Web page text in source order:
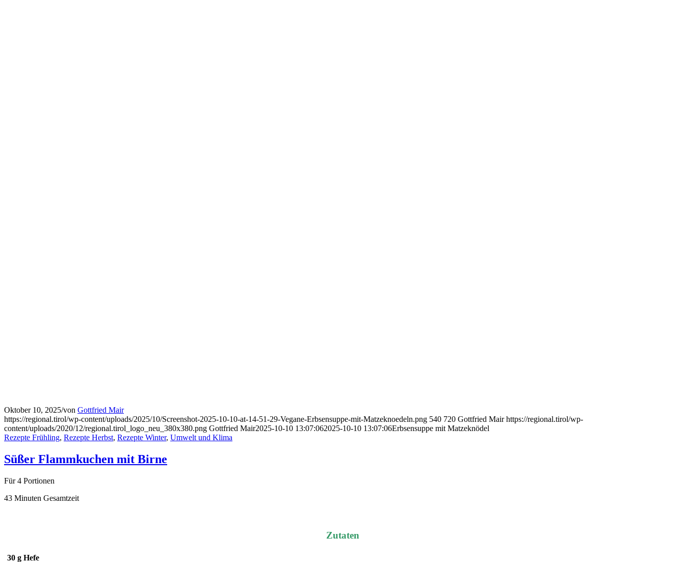
Oktober 10, 2025/von Gottfried Mair
https://regional.tirol/wp-content/uploads/2025/10/Screenshot-2025-10-10-at-14-51-29-Vegane-Erbsensuppe-mit-Matzeknoedeln.png 540 720 Gottfried Mair https://regional.tirol/wp-
content/uploads/2020/12/regional.tirol_logo_neu_380x380.png Gottfried Mair2025-10-10 13:07:062025-10-10 13:07:06Erbsensuppe mit Matzeknödel
Rezepte Frühling, Rezepte Herbst, Rezepte Winter, Umwelt und Klima
Süßer Flammkuchen mit Birne
Für 4 Portionen
43 Minuten Gesamtzeit
Zutaten
30 g Hefe